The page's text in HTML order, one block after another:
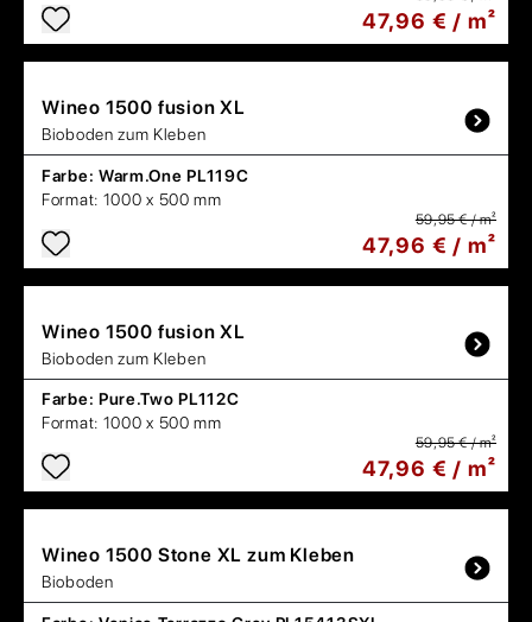
47,96 € / m²
Wineo 1500 fusion XL
Bioboden zum Kleben
Farbe: Warm.One PL119C
Format: 1000 x 500 mm
59,95 € / m²
47,96 € / m²
Wineo 1500 fusion XL
Bioboden zum Kleben
Farbe: Pure.Two PL112C
Format: 1000 x 500 mm
59,95 € / m²
47,96 € / m²
Wineo 1500 Stone XL zum Kleben
Bioboden